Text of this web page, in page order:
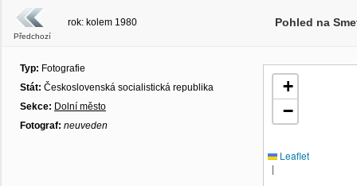
Předchozí
rok: kolem 1980 Pohled na
Typ: Fotografie
Stát: Československá socialistická republika
Sekce: Dolní město
Fotograf: neuveden
+
−
Leaflet
|